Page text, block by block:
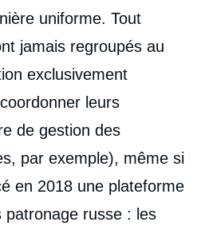
uniforme. Tout
jamais regroupés au
exclusivement
leurs
de gestion des
par exemple), même si
en 2018 une plateforme
patronage russe : les